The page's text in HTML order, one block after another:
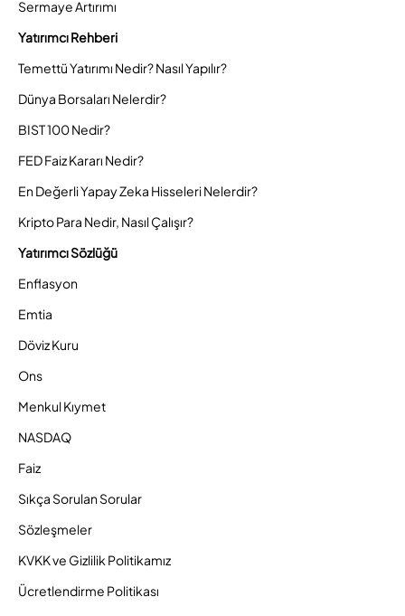
Sermaye Artırımı
Yatırımcı Rehberi
Temettü Yatırımı Nedir? Nasıl Yapılır?
Dünya Borsaları Nelerdir?
BIST 100 Nedir?
FED Faiz Kararı Nedir?
En Değerli Yapay Zeka Hisseleri Nelerdir?
Kripto Para Nedir, Nasıl Çalışır?
Yatırımcı Sözlüğü
Enflasyon
Emtia
Döviz Kuru
Ons
Menkul Kıymet
NASDAQ
Faiz
Sıkça Sorulan Sorular
Sözleşmeler
KVKK ve Gizlilik Politikamız
Ücretlendirme Politikası